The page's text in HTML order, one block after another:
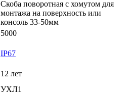
Скоба поворотная с хомутом для
монтажа на поверхность или
консоль 33-50мм
5000
IP67
12 лет
УХЛ1